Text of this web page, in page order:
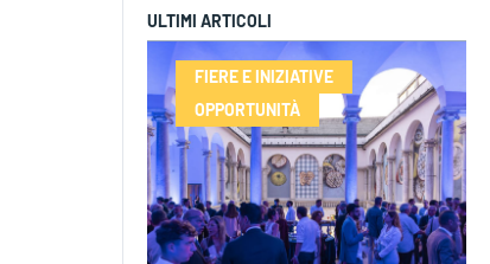
ULTIMI ARTICOLI
FIERE E INIZIATIVE
OPPORTUNITÀ